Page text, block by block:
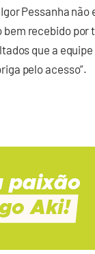
Pessanha
bem recebido por
que a
pelo acesso”.